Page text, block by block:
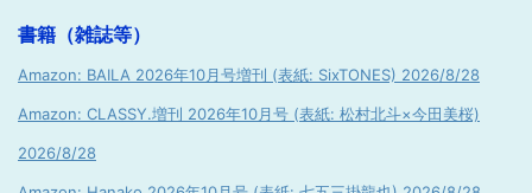
書籍（雑誌等）
Amazon: BAILA 2026年10月号増刊 (表紙: SixTONES) 2026/8/28
Amazon: CLASSY.増刊 2026年10月号 (表紙: 松村北斗×今田美桜)
2026/8/28